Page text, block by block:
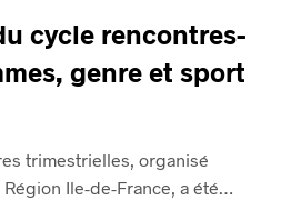
cycle rencontres-
genre et sport
trimestrielles, organisé
Ile-de-France, a été…